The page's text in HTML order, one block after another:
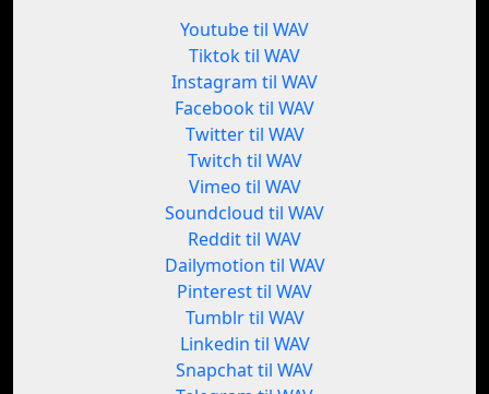
Youtube til WAV
Tiktok til WAV
Instagram til WAV
Facebook til WAV
Twitter til WAV
Twitch til WAV
Vimeo til WAV
Soundcloud til WAV
Reddit til WAV
Dailymotion til WAV
Pinterest til WAV
Tumblr til WAV
Linkedin til WAV
Snapchat til WAV